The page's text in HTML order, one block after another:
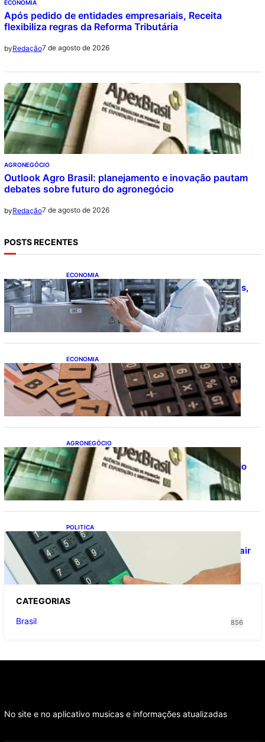
ECONOMIA
Após pedido de entidades empresariais, Receita
flexibiliza regras da Reforma Tributária
byRedação7 de agosto de 2026
AGRONEGÓCIO
Outlook Agro Brasil: planejamento e inovação pautam
debates sobre futuro do agronegócio
byRedação7 de agosto de 2026
POSTS RECENTES
ECONOMIA
CNI: indústria investe em máquinas novas,
mas modernização tecnológica avança
lentamente
ECONOMIA
Após pedido de entidades empresariais,
Receita flexibiliza regras da Reforma
Tributária
AGRONEGÓCIO
Outlook Agro Brasil: planejamento e
inovação pautam debates sobre futuro do
agronegócio
POLITICA
Viracasacas? Em 2022, 259 municípios
votaram mais em Lula no 1º turno e em Jair
no 2º
CATEGORIAS
Brasil
856
No site e no aplicativo musicas e informações atualizadas